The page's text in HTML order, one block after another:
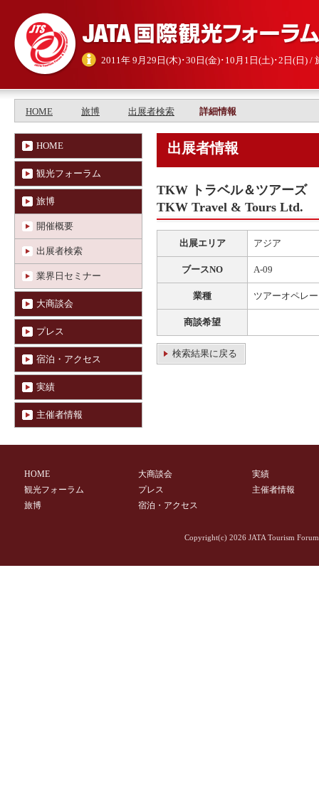
2011年 9月29日(木)･30日(金)･10月1日(土)･2日(日) /
HOME 旅博 出展者検索 詳細情報
HOME
観光フォーラム
旅博
開催概要
出展者検索
業界日セミナー
大商談会
プレス
宿泊・アクセス
実績
主催者情報
出展者情報
TKW トラベル＆ツアーズ
TKW Travel & Tours Ltd.
出展エリア アジア
ブースNO A-09
業種 ツアーオペレ
商談希望
検索結果に戻る
HOME
観光フォーラム
旅博
大商談会
プレス
宿泊・アクセス
実績
主催者情報
Copyright(c) 2026 JATA Tourism